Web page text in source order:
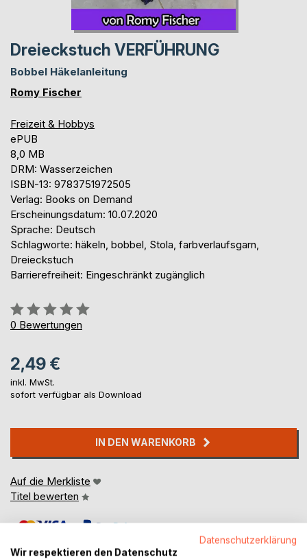
Dreieckstuch VERFÜHRUNG
Bobbel Häkelanleitung
Romy Fischer
Freizeit & Hobbys
ePUB
8,0 MB
DRM: Wasserzeichen
ISBN-13: 9783751972505
Verlag: Books on Demand
Erscheinungsdatum: 10.07.2020
Sprache: Deutsch
Schlagworte: häkeln, bobbel, Stola, farbverlaufsgarn,
Dreieckstuch
Barrierefreiheit: Eingeschränkt zugänglich
Bewertung::
0%
0 Bewertungen
2,49 €
inkl. MwSt.
sofort verfügbar als Download
IN DEN WARENKORB
Auf die Merkliste
Titel bewerten
Datenschutzerklärung
Wir respektieren den Datenschutz